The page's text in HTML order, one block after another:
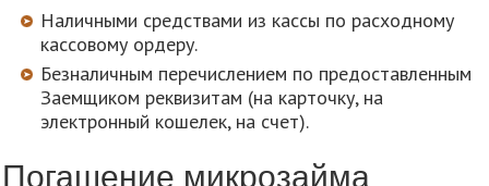
Наличными средствами из кассы по расходному
кассовому ордеру.
Безналичным перечислением по предоставленным
Заемщиком реквизитам (на карточку, на
электронный кошелек, на счет).
Погашение микрозайма